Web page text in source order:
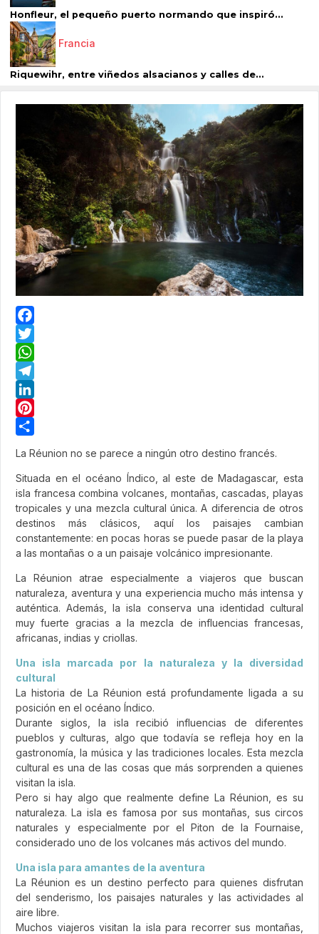
Honfleur, el pequeño puerto normando que inspiró...
Francia
Riquewihr, entre viñedos alsacianos y calles de...
Facebook
Twitter
WhatsApp
Telegram
LinkedIn
Pinterest
La Réunion no se parece a ningún otro destino francés.
Situada en el océano Índico, al este de Madagascar, esta
isla francesa combina volcanes, montañas, cascadas, playas
tropicales y una mezcla cultural única. A diferencia de otros
destinos más clásicos, aquí los paisajes cambian
constantemente: en pocas horas se puede pasar de la playa
a las montañas o a un paisaje volcánico impresionante.
La Réunion atrae especialmente a viajeros que buscan
naturaleza, aventura y una experiencia mucho más intensa y
auténtica. Además, la isla conserva una identidad cultural
muy fuerte gracias a la mezcla de influencias francesas,
africanas, indias y criollas.
Una isla marcada por la naturaleza y la diversidad
cultural
La historia de La Réunion está profundamente ligada a su
posición en el océano Índico.
Durante siglos, la isla recibió influencias de diferentes
pueblos y culturas, algo que todavía se refleja hoy en la
gastronomía, la música y las tradiciones locales. Esta mezcla
cultural es una de las cosas que más sorprenden a quienes
visitan la isla.
Pero si hay algo que realmente define La Réunion, es su
naturaleza. La isla es famosa por sus montañas, sus circos
naturales y especialmente por el Piton de la Fournaise,
considerado uno de los volcanes más activos del mundo.
Una isla para amantes de la aventura
La Réunion es un destino perfecto para quienes disfrutan
del senderismo, los paisajes naturales y las actividades al
aire libre.
Muchos viajeros visitan la isla para recorrer sus montañas,